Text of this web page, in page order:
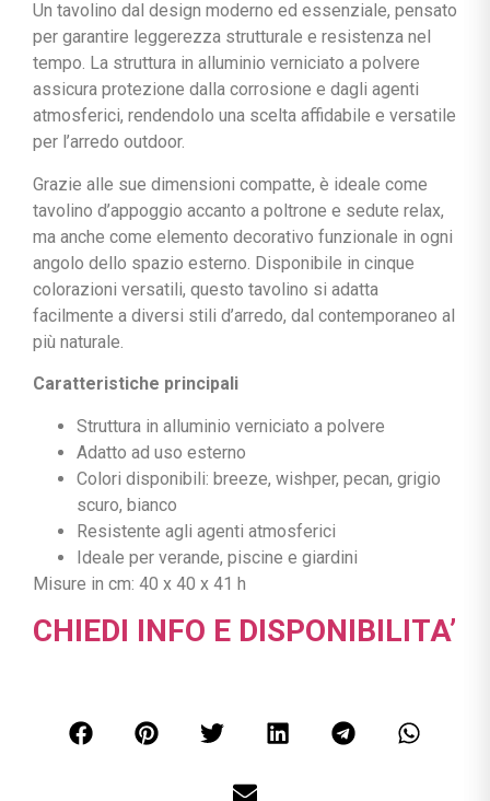
Un tavolino dal design moderno ed essenziale, pensato
per garantire leggerezza strutturale e resistenza nel
tempo. La struttura in alluminio verniciato a polvere
assicura protezione dalla corrosione e dagli agenti
atmosferici, rendendolo una scelta affidabile e versatile
per l’arredo outdoor.
Grazie alle sue dimensioni compatte, è ideale come
tavolino d’appoggio accanto a poltrone e sedute relax,
ma anche come elemento decorativo funzionale in ogni
angolo dello spazio esterno. Disponibile in cinque
colorazioni versatili, questo tavolino si adatta
facilmente a diversi stili d’arredo, dal contemporaneo al
più naturale.
Caratteristiche principali
Struttura in alluminio verniciato a polvere
Adatto ad uso esterno
Colori disponibili: breeze, wishper, pecan, grigio
scuro, bianco
Resistente agli agenti atmosferici
Ideale per verande, piscine e giardini
Misure in cm: 40 x 40 x 41 h
CHIEDI INFO E DISPONIBILITA’